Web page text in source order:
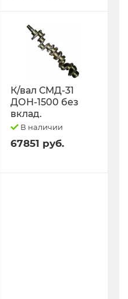
К/вал СМД-31
ДОН-1500 без
вклад.
В наличии
67851 руб.